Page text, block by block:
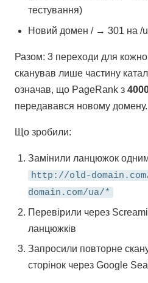
тестування)
Новий домен / → 301 на /
Разом: 3 переходи для
сканував лише частину
означав, що PageRank з
передавався новому домену.
Що зробили:
Замінили ланцюжок
http://old-
domain.com/ua/*
Перевірили через
ланцюжків
Запросили повторне
сторінок через Google